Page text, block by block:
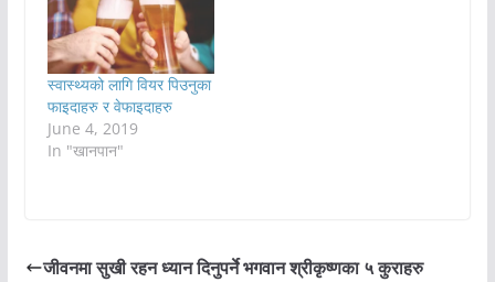
स्वास्थ्यको लागि वियर पिउनुका
फाइदाहरु र वेफाइदाहरु
June 4, 2019
In "खानपान"
जीवनमा सुखी रहन ध्यान दिनुपर्ने भगवान श्रीकृष्णका ५ कुराहरु